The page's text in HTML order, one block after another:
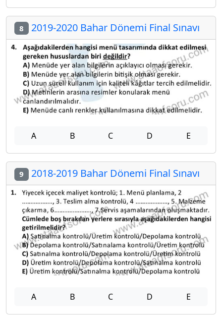
8 2019-2020 Bahar Dönemi Final Sınavı
A B C D E
9 2018-2019 Bahar Dönemi Final Sınavı
A B C D E